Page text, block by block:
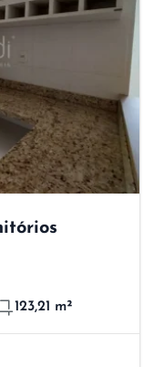
123,21 m²